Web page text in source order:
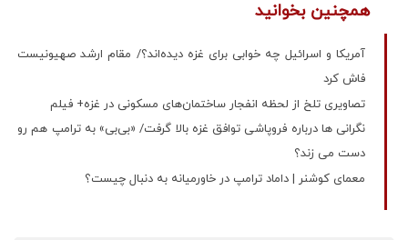
همچنین بخوانید
آمریکا و اسرائیل چه خوابی برای غزه دیده‌اند؟/ مقام ارشد صهیونیست
فاش کرد
تصاویری تلخ از لحظه‌ انفجار ساختمان‌های مسکونی در غزه+ فیلم
نگرانی ها درباره فروپاشی توافق غزه بالا گرفت/ «بی‌بی» به ترامپ هم رو
دست می زند؟
معمای کوشنر | داماد ترامپ در خاورمیانه به دنبال چیست؟